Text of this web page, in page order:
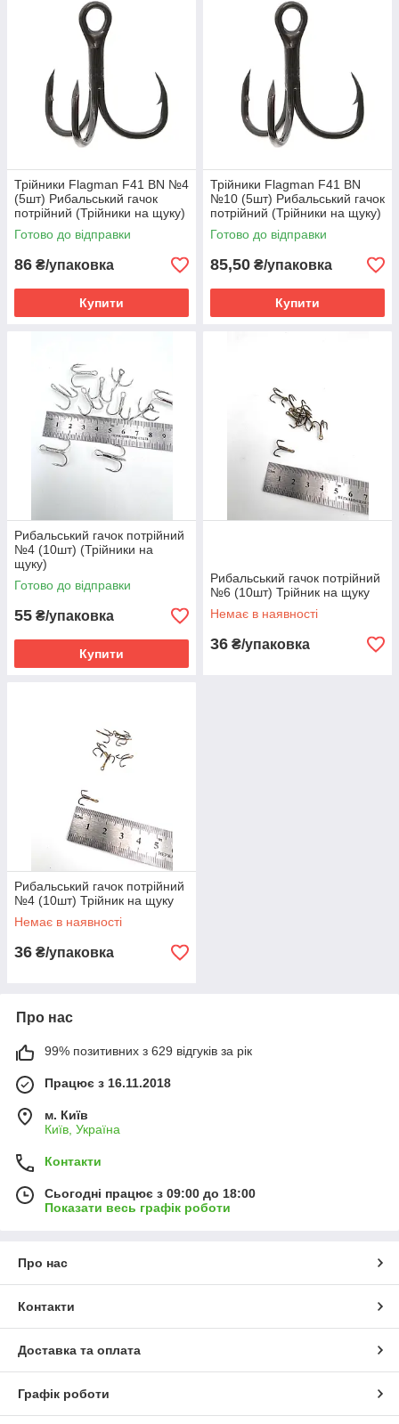
Трійники Flagman F41 BN №4
(5шт) Рибальський гачок
потрійний (Трійники на щуку)
Готово до відправки
86 ₴/упаковка
Купити
Трійники Flagman F41 BN
№10 (5шт) Рибальський гачок
потрійний (Трійники на щуку)
Готово до відправки
85,50 ₴/упаковка
Купити
Рибальський гачок потрійний
№4 (10шт) (Трійники на
щуку)
Готово до відправки
55 ₴/упаковка
Купити
Рибальський гачок потрійний
№6 (10шт) Трійник на щуку
Немає в наявності
36 ₴/упаковка
Рибальський гачок потрійний
№4 (10шт) Трійник на щуку
Немає в наявності
36 ₴/упаковка
Про нас
99% позитивних з 629 відгуків за рік
Працює з 16.11.2018
м. Київ
Київ, Україна
Контакти
Сьогодні працює з 09:00 до 18:00
Показати весь графік роботи
Про нас
Контакти
Доставка та оплата
Графік роботи